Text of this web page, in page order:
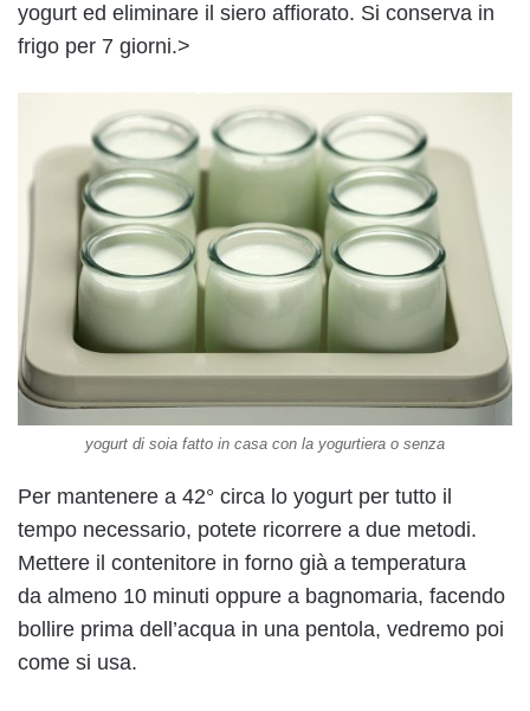
yogurt ed eliminare il siero affiorato. Si conserva in
frigo per 7 giorni.>
yogurt di soia fatto in casa con la yogurtiera o senza
Per mantenere a 42° circa lo yogurt per tutto il
tempo necessario, potete ricorrere a due metodi.
Mettere il contenitore in forno già a temperatura
da almeno 10 minuti oppure a bagnomaria, facendo
bollire prima dell’acqua in una pentola, vedremo poi
come si usa.